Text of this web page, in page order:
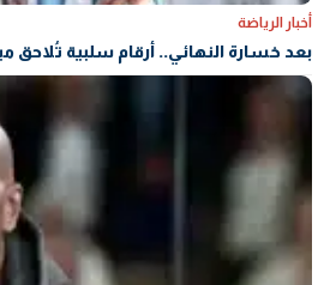
أخبار الرياضة
بعد خسارة النهائي.. أرقام سلبية تُلاحق